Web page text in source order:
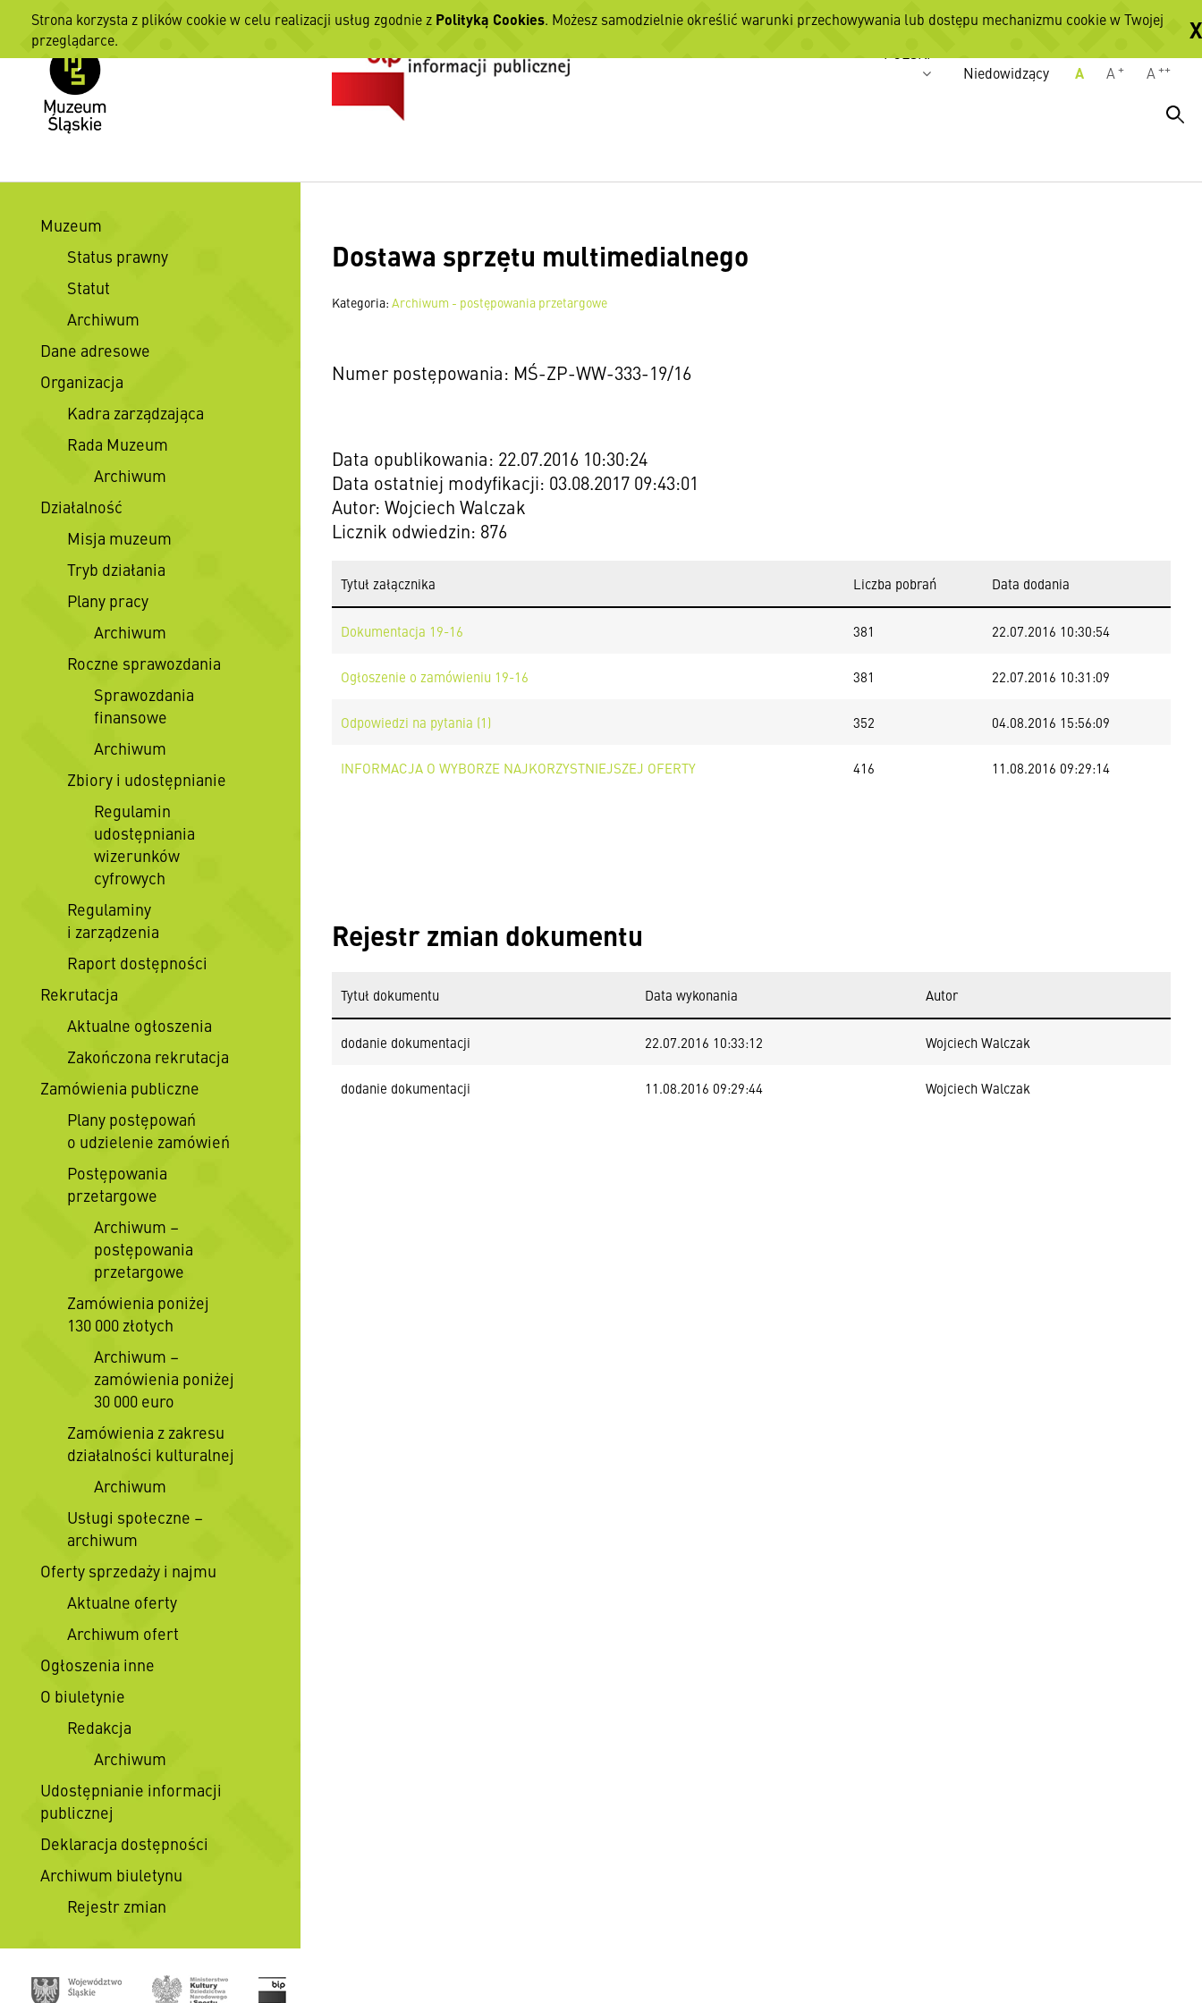
Wersje językowe
Niedowidzący
A A + A ++
Muzeum
Status prawny
Statut
Archiwum
Dane adresowe
Organizacja
Kadra zarządzająca
Rada Muzeum
Archiwum
Działalność
Misja muzeum
Tryb działania
Plany pracy
Archiwum
Roczne sprawozdania
Sprawozdania
finansowe
Archiwum
Zbiory i udostępnianie
Regulamin
udostępniania
wizerunków
cyfrowych
Regulaminy
i zarządzenia
Raport dostępności
Rekrutacja
Aktualne ogłoszenia
Zakończona rekrutacja
Zamówienia publiczne
Plany postępowań
o udzielenie zamówień
Postępowania
przetargowe
Archiwum –
postępowania
przetargowe
Zamówienia poniżej
130 000 złotych
Archiwum –
zamówienia poniżej
30 000 euro
Zamówienia z zakresu
działalności kulturalnej
Archiwum
Usługi społeczne –
archiwum
Oferty sprzedaży i najmu
Aktualne oferty
Archiwum ofert
Ogłoszenia inne
O biuletynie
Redakcja
Archiwum
Udostępnianie informacji
publicznej
Deklaracja dostępności
Archiwum biuletynu
Rejestr zmian
Dostawa sprzętu multimedialnego
Kategoria: Archiwum - postępowania przetargowe
Numer postępowania: MŚ-ZP-WW-333-19/16
Data opublikowania: 22.07.2016 10:30:24
Data ostatniej modyfikacji: 03.08.2017 09:43:01
Autor: Wojciech Walczak
Licznik odwiedzin: 876
Tytuł załącznika Liczba pobrań Data dodania
Dokumentacja 19-16 381 22.07.2016 10:30:54
Ogłoszenie o zamówieniu 19-16 381 22.07.2016 10:31:09
Odpowiedzi na pytania (1) 352 04.08.2016 15:56:09
INFORMACJA O WYBORZE NAJKORZYSTNIEJSZEJ OFERTY 416 11.08.2016 09:29:14
Rejestr zmian dokumentu
Tytuł dokumentu Data wykonania Autor
dodanie dokumentacji 22.07.2016 10:33:12 Wojciech Walczak
dodanie dokumentacji 11.08.2016 09:29:44 Wojciech Walczak
Strona korzysta z plików cookie w celu realizacji usług zgodnie z Polityką Cookies. Możesz samodzielnie określić warunki przechowywania lub dostępu mechanizmu cookie w Twojej
przeglądarce.
X